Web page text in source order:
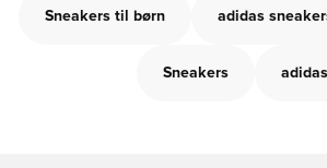
Sneakers til børn adidas
Sneakers adidas